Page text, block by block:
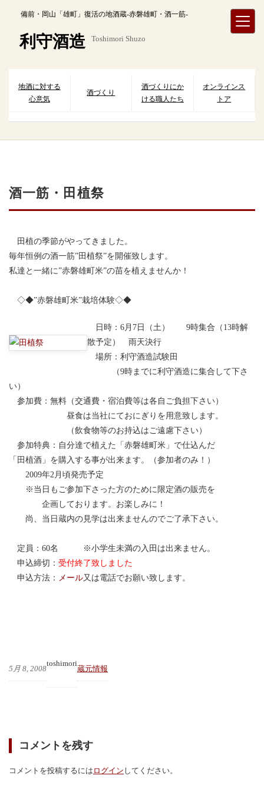
備前・岡山「雄町」復活の地酒蔵-赤磐雄町・酒一筋-
利守酒造 Toshimori Shuzo
地酒に対する
心意気
酒づくり
酒づくりにか
ける職人たち
オンラインス
トア
酒一筋・田植祭
田植の季節がやってきました。
毎年恒例の酒一筋”田植祭”を開催致します。
私達と一緒に”赤磐雄町米”の苗を植えませんか！
◇◆”赤磐雄町米”栽培体験◇◆
日時：6月7日（土） 9時集合（13時解
散予定） 雨天決行
場所：利守酒造試験田
（9時までに利守酒造に集合して下さ
い）
参加費：無料（交通費・宿泊費等は各自ご負担下さい）
昼食は当社にておにぎりを用意致します。
（飲食物等のお持込はご遠慮下さい）
参加特典：自分達で植えた「赤磐雄町米」で仕込んだ
「田植酒」を購入する事が出来ます。（参加者のみ！）
2009年2月頃発売予定
※当日もご参加下さった方のために限定酒の販売を
企画しております。お楽しみに！
尚、当日蔵内の見学は出来ませんのでご了承下さい。
定員：60名 ※小学生未満の入田は出来ません。
申込締切： 受付終了致しました
申込方法：
メール又は電話でお願い致します。
5月 8, 2008
toshimori
蔵元情報
コメントを残す
コメントを投稿するには ログイン してください。